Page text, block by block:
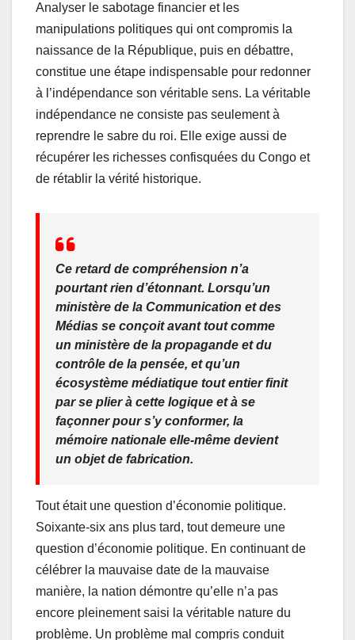
Analyser le sabotage financier et les
manipulations politiques qui ont compromis la
naissance de la République, puis en débattre,
constitue une étape indispensable pour redonner
à l’indépendance son véritable sens. La véritable
indépendance ne consiste pas seulement à
reprendre le sabre du roi. Elle exige aussi de
récupérer les richesses confisquées du Congo et
de rétablir la vérité historique.
Ce retard de compréhension n’a
pourtant rien d’étonnant. Lorsqu’un
ministère de la Communication et des
Médias se conçoit avant tout comme
un ministère de la propagande et du
contrôle de la pensée, et qu’un
écosystème médiatique tout entier finit
par se plier à cette logique et à se
façonner pour s’y conformer, la
mémoire nationale elle-même devient
un objet de fabrication.
Tout était une question d’économie politique.
Soixante-six ans plus tard, tout demeure une
question d’économie politique. En continuant de
célébrer la mauvaise date de la mauvaise
manière, la nation démontre qu’elle n’a pas
encore pleinement saisi la véritable nature du
problème. Un problème mal compris conduit